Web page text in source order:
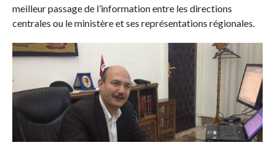
meilleur passage de l’information entre les directions
centrales ou le ministère et ses représentations régionales.